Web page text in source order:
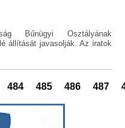
Bűnügyi Osztályának
állítását javasolják. Az iratok
484 485 486 487